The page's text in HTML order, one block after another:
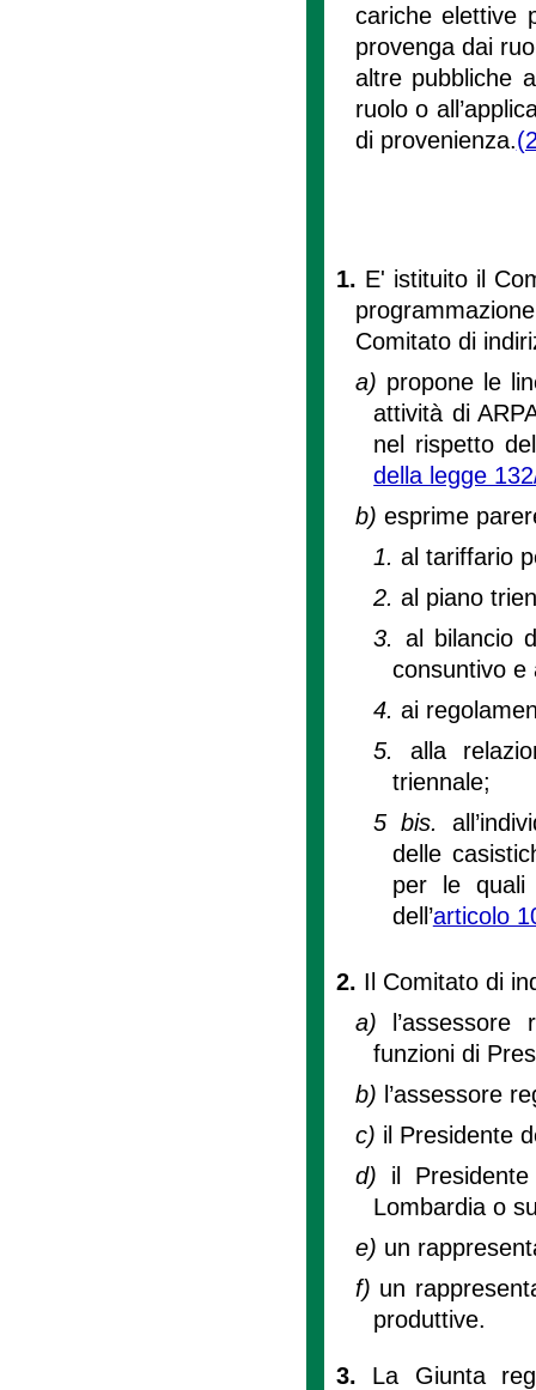
cariche elettive
provenga dai
altre pubbliche
ruolo o
di provenienza.
1. E' istituito il
Comitato di
a) propone le
attività di
nel rispetto
della legge
b) esprime
1.al tariffario
2.al piano
3. al bilancio
consuntivo e
4.ai
5.alla
triennale;
5 bis.
delle
per le quali
dell’articolo
2. Il Comitato di
a)
funzioni di
b) l’assessore
c) il Presidente
d) il
Lombardia o
e) un
f) un
produttive.
3. La Giunta